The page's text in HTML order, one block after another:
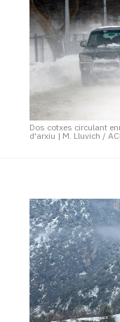
Dos cotxes circulant
d'arxiu | M. Lluvich /